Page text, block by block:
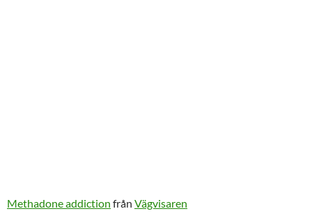
Methadone addiction från Vägvisaren